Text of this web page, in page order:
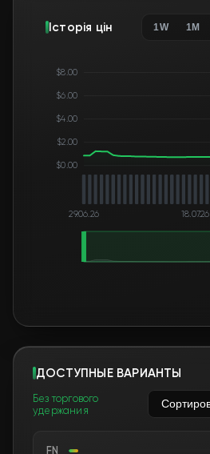
Історія цін 1W 1M
$0.00
$2.00
$4.00
$6.00
$8.00
29.06.26 18.07.26
ДОСТУПНЫЕ ВАРИАНТЫ
Без торгового
удержания
FN